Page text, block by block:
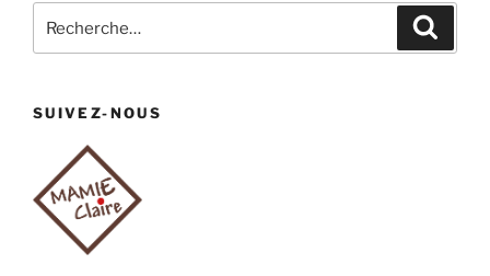
pour
SUIVEZ-NOUS